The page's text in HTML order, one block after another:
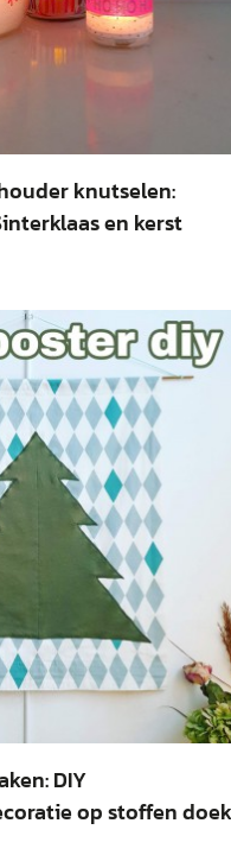
knutselen:
en kerst
DIY
op stoffen doek